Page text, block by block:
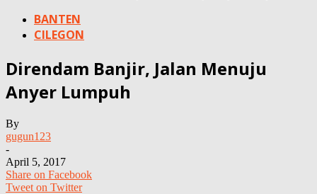
BANTEN
CILEGON
Direndam Banjir, Jalan Menuju
Anyer Lumpuh
By
gugun123
-
April 5, 2017
Share on Facebook
Tweet on Twitter